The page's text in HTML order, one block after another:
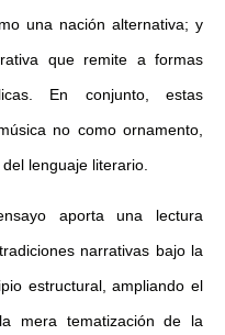
una nación alternativa; y
que remite a formas
En conjunto, estas
no como ornamento,
lenguaje literario.
aporta una lectura
narrativas bajo la
estructural, ampliando el
mera tematización de la